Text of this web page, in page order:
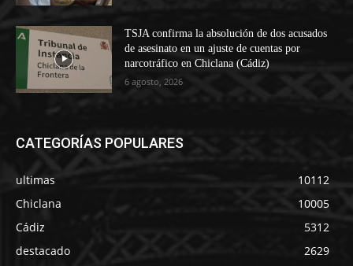
TSJA confirma la absolución de dos acusados
de asesinato en un ajuste de cuentas por
narcotráfico en Chiclana (Cádiz)
6 agosto, 2026
CATEGORÍAS POPULARES
ultimas
10112
Chiclana
10005
Cádiz
5312
destacado
2629